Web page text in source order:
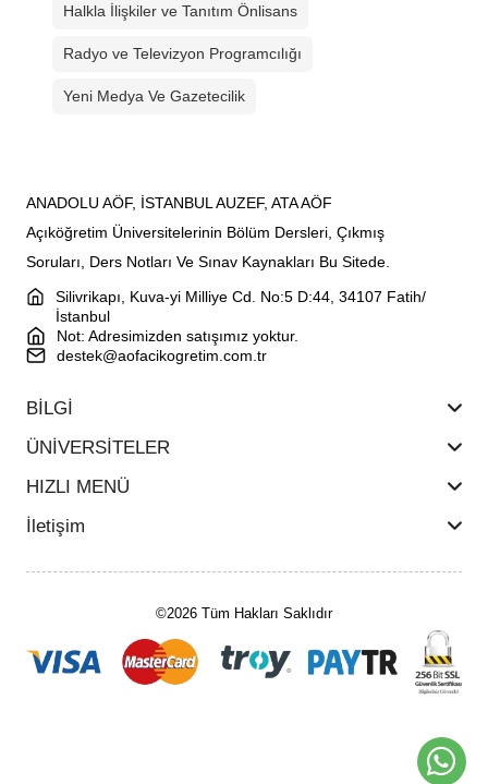
Halkla İlişkiler ve Tanıtım Önlisans
Radyo ve Televizyon Programcılığı
Yeni Medya Ve Gazetecilik
ANADOLU AÖF, İSTANBUL AUZEF, ATA AÖF
Açıköğretim Üniversitelerinin Bölüm Dersleri, Çıkmış
Soruları, Ders Notları Ve Sınav Kaynakları Bu Sitede.
Silivrikapı, Kuva-yi Milliye Cd. No:5 D:44, 34107 Fatih/
İstanbul
Not: Adresimizden satışımız yoktur.
destek@aofacikogretim.com.tr
BİLGİ
ÜNİVERSİTELER
HIZLI MENÜ
İletişim
©2026 Tüm Hakları Saklıdır